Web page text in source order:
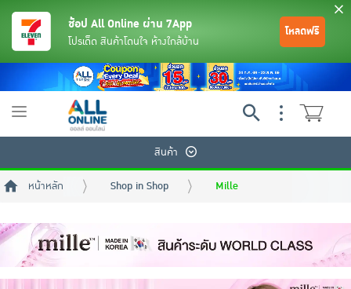
ช้อป All Online ผ่าน 7App
โปรเด็ด สินค้าโดนใจ ห้างใกล้บ้าน
โหลดฟรี
Toggle
สินค้า
หน้าหลัก Shop in Shop Mille